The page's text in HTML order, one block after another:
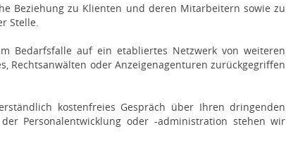
Beziehung zu Klienten und deren Mitarbeitern sowie zu
Stelle.
Bedarfsfalle auf ein etabliertes Netzwerk von weiteren
Rechtsanwälten oder Anzeigenagenturen zurückgegriffen
kostenfreies Gespräch über Ihren dringenden
Personalentwicklung oder -administration stehen wir